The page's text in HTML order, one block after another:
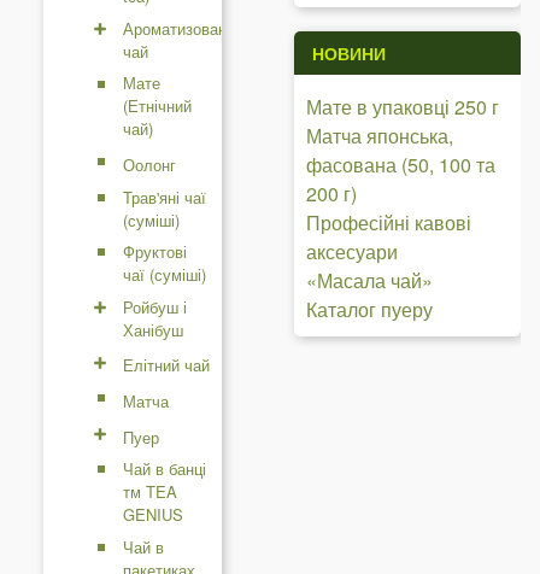
Ароматизований
чай
Мате
(Етнічний
чай)
Оолонг
Трав'яні чаї
(суміші)
Фруктові
чаї (суміші)
Ройбуш і
Ханібуш
Елітний чай
Матча
Пуер
Чай в банці
тм TEA
GENIUS
Чай в
пакетиках
НОВИНИ
Мате в упаковці 250 г
Матча японська,
фасована (50, 100 та
200 г)
Професійні кавові
аксесуари
«Масала чай»
Каталог пуеру